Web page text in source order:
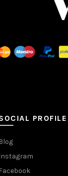
PROFILE
Blog
Instagram
Facebook